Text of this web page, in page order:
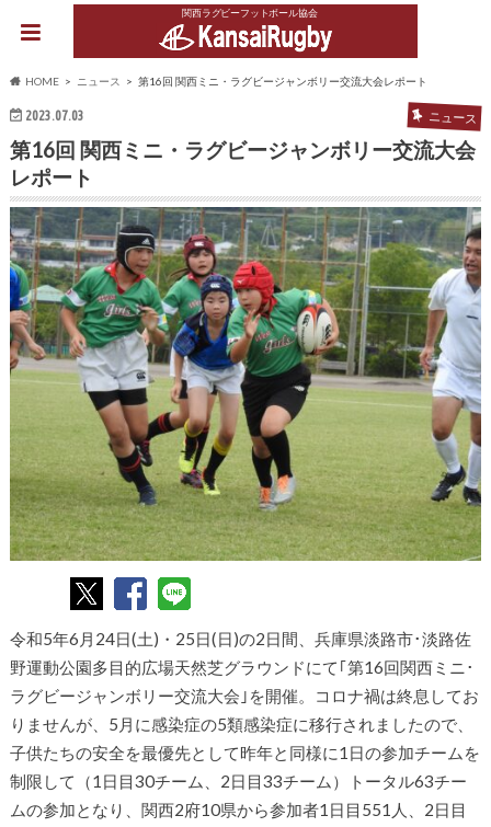
関西ラグビーフットボール協会
HOME ニュース 第16回 関西ミニ・ラグビージャンボリー交流大会レポート
2023.07.03 ニュース
第16回 関西ミニ・ラグビージャンボリー交流大会
レポート
令和5年6月24日(土)・25日(日)の2日間、兵庫県淡路市･淡路佐
野運動公園多目的広場天然芝グラウンドにて｢第16回関西ミニ･
ラグビージャンボリー交流大会｣を開催。コロナ禍は終息してお
りませんが、5月に感染症の5類感染症に移行されましたので、
子供たちの安全を最優先として昨年と同様に1日の参加チームを
制限して（1日目30チーム、2日目33チーム）トータル63チー
ムの参加となり、関西2府10県から参加者1日目551人、2日目